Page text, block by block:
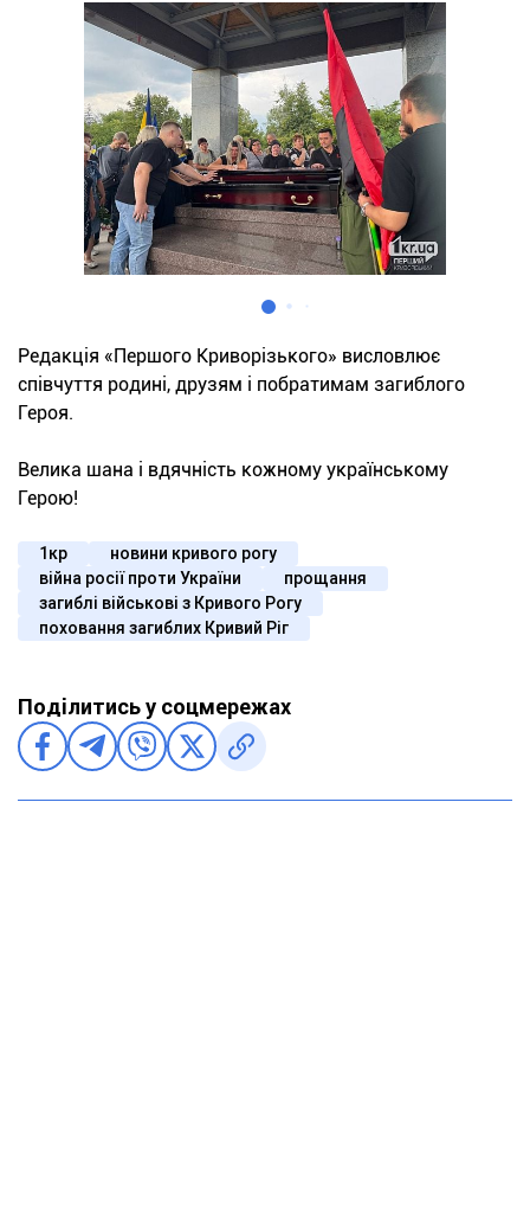
Редакція «Першого Криворізького» висловлює
співчуття родині, друзям і побратимам загиблого
Героя.
Велика шана і вдячність кожному українському
Герою!
1кр
новини кривого рогу
війна росії проти України
прощання
загиблі військові з Кривого Рогу
поховання загиблих Кривий Ріг
Поділитись у соцмережах